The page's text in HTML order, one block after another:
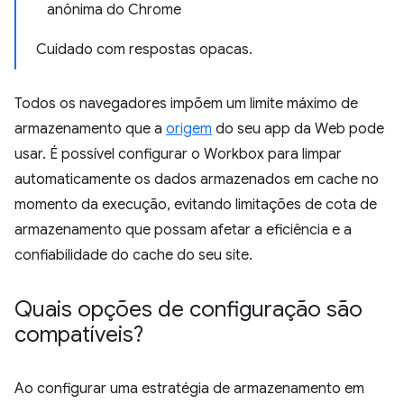
anônima do Chrome
Cuidado com respostas opacas.
Todos os navegadores impõem um limite máximo de
armazenamento que a origem do seu app da Web pode
usar. É possível configurar o Workbox para limpar
automaticamente os dados armazenados em cache no
momento da execução, evitando limitações de cota de
armazenamento que possam afetar a eficiência e a
confiabilidade do cache do seu site.
Quais opções de configuração são
compatíveis?
Ao configurar uma estratégia de armazenamento em